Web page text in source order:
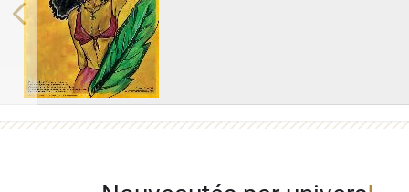
Previous